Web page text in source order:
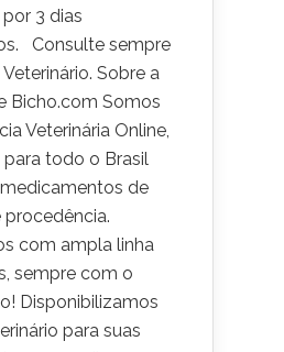
3 dias
Consulte sempre
Sobre a
Bicho.com Somos
Veterinária Online,
todo o Brasil
de
com ampla linha
sempre com o
Disponibilizamos
para suas